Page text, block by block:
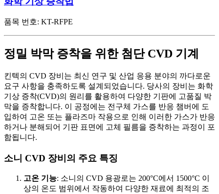
품목 번호: KT-RFPE
정밀 박막 증착을 위한 첨단 CVD 기계
킨텍의 CVD 장비는 최신 연구 및 산업 응용 분야의 까다로운
요구 사항을 충족하도록 설계되었습니다. 당사의 장비는 화학
기상 증착(CVD)의 원리를 활용하여 다양한 기판에 고품질 박
막을 증착합니다. 이 공정에는 전구체 가스를 반응 챔버에 도
입하여 고온 또는 플라즈마 작용으로 인해 이러한 가스가 반응
하거나 분해되어 기판 표면에 고체 필름을 증착하는 과정이 포
함됩니다.
소니 CVD 장비의 주요 특징
고온 기능: 소니의 CVD 용광로는 200°C에서 1500°C 이
상의 온도 범위에서 작동하여 다양한 재료에 최적의 조